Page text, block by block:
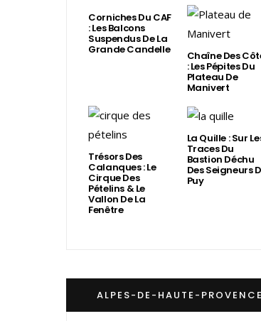
Corniches Du CAF
: Les Balcons
Suspendus De La
Grande Candelle Chaîne Des
: Les Pépites Du
Plateau De
Manivert
Trésors Des
Calanques : Le
Cirque Des
Pételins & Le
Vallon De La
Fenêtre
La Quille : Sur
Traces Du
Bastion Déchu
Des Seigneurs
Puy
ALPES-DE-HAUTE-PROVENCE